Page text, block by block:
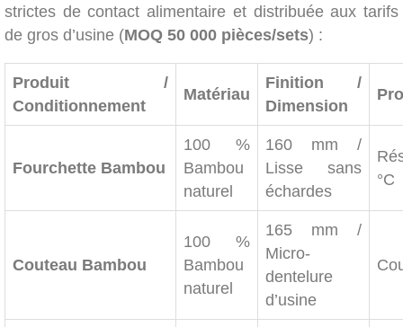
strictes de contact alimentaire et distribuée aux tarifs
de gros d’usine (MOQ 50 000 pièces/sets) :
Produit /
Conditionnement
Matériau
Finition /
Dimension
Fourchette Bambou
100 %
Bambou
naturel
160 mm /
Lisse sans
échardes
°C
Couteau Bambou
100 %
Bambou
naturel
165 mm /
Micro-
dentelure
d’usine